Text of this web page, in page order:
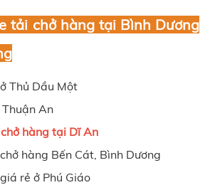
tải chở hàng tại Bình Dương
Thủ Dầu Một
An
hàng tại Dĩ An
hàng Bến Cát, Bình Dương
rẻ ở Phú Giáo